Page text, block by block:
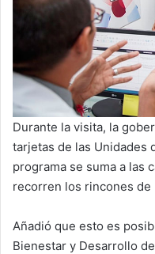
Durante la visita, la
tarjetas de las Unidades
programa se suma a las
recorren los rincones de
Añadió que esto es
Bienestar y Desarrollo